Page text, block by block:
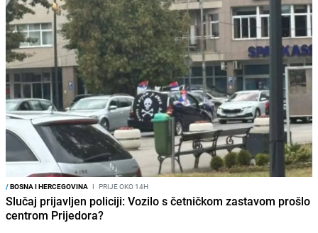
/BOSNA I HERCEGOVINA I PRIJE OKO 14H
Slučaj prijavljen policiji: Vozilo s četničkom zastavom prošlo
centrom Prijedora?